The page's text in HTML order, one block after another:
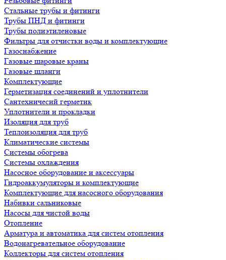
Стальные трубы и фитинги
Трубы ПНД и фитинги
Трубы полиэтиленовые
Фильтры для отчистки воды и комплектующие
Газоснабжение
Газовые шаровые краны
Газовые шланги
Комплектующие
Герметизация соединений и уплотнители
Сантехничесий герметик
Уплотнители и прокладки
Изоляция для труб
Теплоизоляция для труб
Климатические системы
Системы обогрева
Системы охлаждения
Насосное оборудование и аксессуары
Гидроаккумуляторы и комплектующие
Комплектующие для насосного оборудования
Набивки сальниковые
Насосы для чистой воды
Отопление
Арматура и автоматика для систем отопления
Водонагревательное оборудование
Коллекторы для систем отопления